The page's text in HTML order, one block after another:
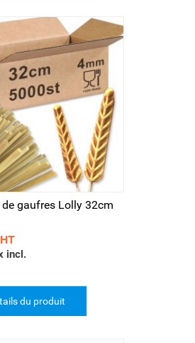
gaufres Lolly 32cm
HT
incl.
du produit